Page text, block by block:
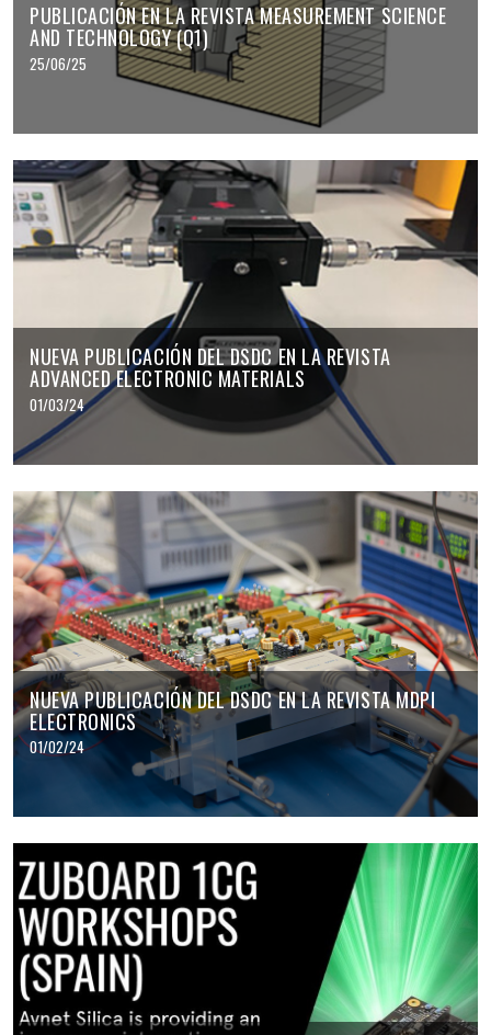
PUBLICACIÓN EN LA REVISTA MEASUREMENT SCIENCE
AND TECHNOLOGY (Q1)
25/06/25
NUEVA PUBLICACIÓN DEL DSDC EN LA REVISTA
ADVANCED ELECTRONIC MATERIALS
01/03/24
NUEVA PUBLICACIÓN DEL DSDC EN LA REVISTA MDPI
ELECTRONICS
01/02/24